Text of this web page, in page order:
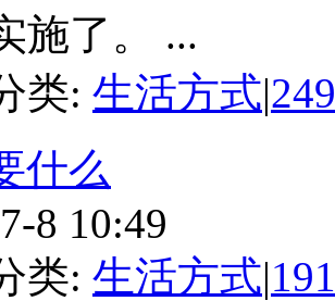
施了。 ...
类: 生活方式|
什么
8 10:49
类: 生活方式|